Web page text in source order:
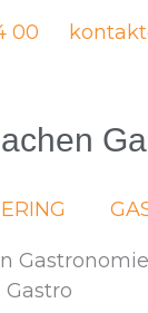
00
Gastronomie